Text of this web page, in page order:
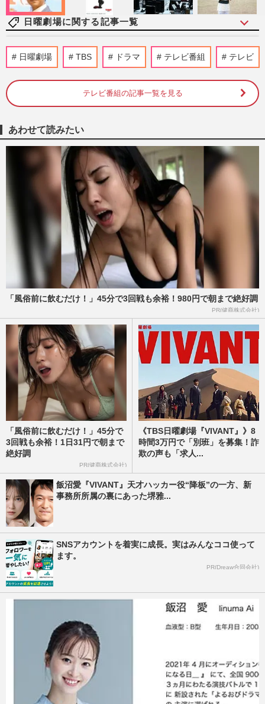
日曜劇場に関する記事一覧
堺雅人主演・日曜劇場『VIVANT』劇中の
秘密組織“別班”はフィクション？専門家は
週刊女性2026年8月18日・25日号 0時間前
で「別班」を募集！詐欺の声も「求人は事
実」運営会社が明かす“激レ…
週刊女性PRIME 2026/8/6
《TBS日曜劇場「よかった」ランキング》
数々の名作を抑えたダントツ1位は、社会
現象にもなった堺雅人主演『…
週刊女性2026年3月24日・31日号
阿部寛、連日の『VIVANT』PRが高視聴率
に直結も「激ヤセしてない？」心配され
る“げっそり頬ライン”の衝撃…
週刊女性PRIME 2026/8/2
日曜劇場『VIVANT』新シーズンで“サプラ
イズ出演”連発『コナン』『鬼滅』人気ア
ニメから「確信犯」の豪華…
週刊女性PRIME 2026/7/27
日曜劇場 TBS ドラマ テレビ番組 テレビ
テレビ番組の記事一覧を見る
あわせて読みたい
「風俗前に飲むだけ！」45分で3回戦も余裕！980円で朝まで絶好調
PR(健商株式会社)
「風俗前に飲むだけ！」45分で
3回戦も余裕！1日31円で朝まで
絶好調
PR(健商株式会社)
《TBS日曜劇場『VIVANT』》8
時間3万円で「別班」を募集！詐
欺の声も「求人...
飯沼愛『VIVANT』天才ハッカー役“降板”の一方、新
事務所所属の裏にあった堺雅...
SNSアカウントを着実に成長。実はみんなココ使って
ます。
PR(Dreaw合同会社)